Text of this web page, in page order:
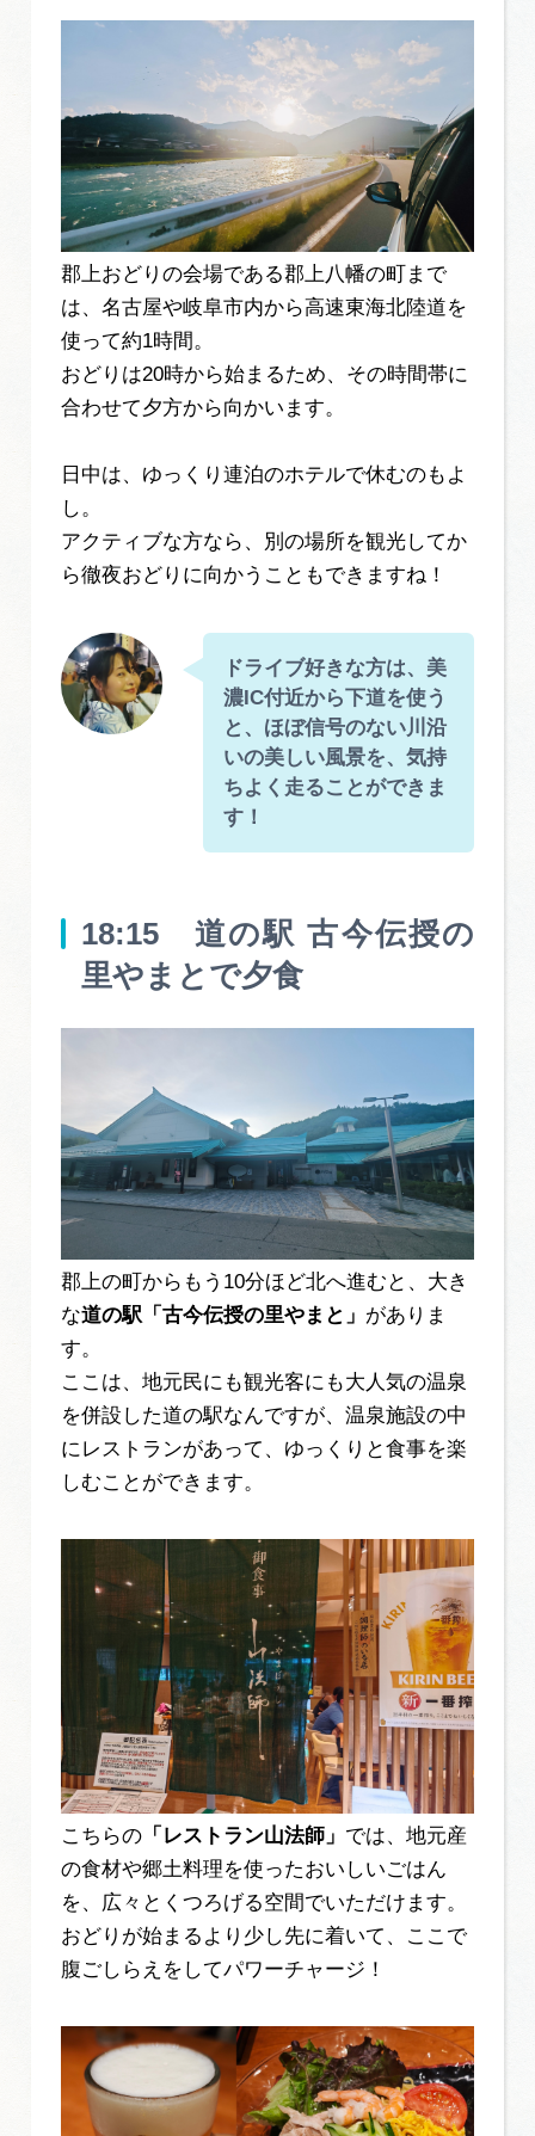
郡上おどりの会場である郡上八幡の町まで
は、名古屋や岐阜市内から高速東海北陸道を
使って約1時間。
おどりは20時から始まるため、その時間帯に
合わせて夕方から向かいます。
日中は、ゆっくり連泊のホテルで休むのもよ
し。
アクティブな方なら、別の場所を観光してか
ら徹夜おどりに向かうこともできますね！
ドライブ好きな方は、美
濃IC付近から下道を使う
と、ほぼ信号のない川沿
いの美しい風景を、気持
ちよく走ることができま
す！
18:15 道の駅 古今伝授の
里やまとで夕食
郡上の町からもう10分ほど北へ進むと、大き
な道の駅「古今伝授の里やまと」 がありま
す。
ここは、地元民にも観光客にも大人気の温泉
を併設した道の駅なんですが、温泉施設の中
にレストランがあって、ゆっくりと食事を楽
しむことができます。
こちらの 「レストラン山法師」 では、地元産
の食材や郷土料理を使ったおいしいごはん
を、広々とくつろげる空間でいただけます。
おどりが始まるより少し先に着いて、ここで
腹ごしらえをしてパワーチャージ！